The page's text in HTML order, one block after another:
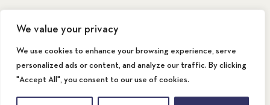
We value your privacy
We use cookies to enhance your browsing experience, serve
personalized ads or content, and analyze our traffic. By clicking
"Accept All", you consent to our use of cookies.